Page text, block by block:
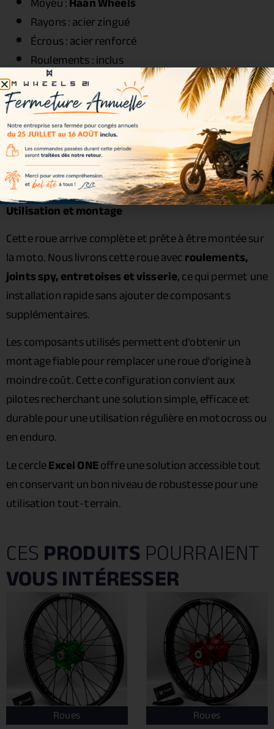
Rayons : acier zingué
Écrous : acier renforcé
Roulements : inclus
Joints spy : inclus
Entretoises : incluses
Visserie : incluse
Couleurs disponibles
Couleur incluse dans le kit :
Noir
Utilisation et montage
Cette roue arrive complète et prête à être montée sur
la moto. Nous livrons cette roue avecroulements,
joints spy, entretoises et visserie, ce qui permet une
installation rapide sans ajouter de composants
supplémentaires.
Les composants utilisés permettent d’obtenir un
montage fiable pour remplacer une roue d’origine à
moindre coût. Cette configuration convient aux
pilotes recherchant une solution simple, efficace et
durable pour une utilisation régulière en motocross ou
en enduro.
Le cercleExcel ONEoffre une solution accessible tout
en conservant un bon niveau de robustesse pour une
utilisation tout-terrain.
CESPRODUITSPOURRAIENT
VOUS INTÉRESSER
Roues Roues